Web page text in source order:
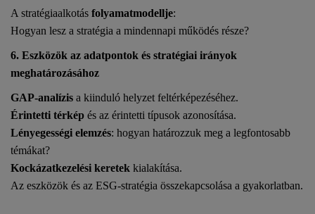
A stratégiaalkotás folyamatmodellje:
Hogyan lesz a stratégia a mindennapi működés része?
6. Eszközök az adatpontok és stratégiai irányok
meghatározásához
GAP-analízis a kiinduló helyzet feltérképezéséhez.
Érintetti térkép és az érintetti típusok azonosítása.
Lényegességi elemzés: hogyan határozzuk meg a legfontosabb
témákat?
Kockázatkezelési keretek kialakítása.
Az eszközök és az ESG-stratégia összekapcsolása a gyakorlatban.